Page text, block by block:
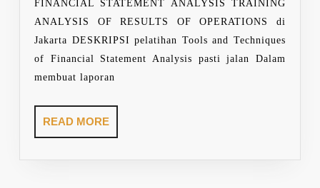
FINANCIAL STATEMENT ANALYSIS TRAINING
ANALYSIS OF RESULTS OF OPERATIONS di
Jakarta DESKRIPSI pelatihan Tools and Techniques
of Financial Statement Analysis pasti jalan Dalam
membuat laporan
READ MOREREAD
MORE